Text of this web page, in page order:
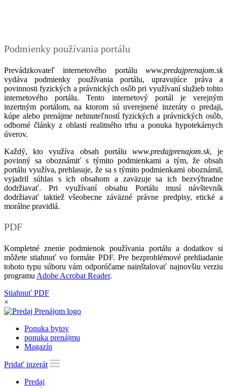
Podmienky používania portálu
Prevádzkovateľ internetového portálu www.predajprenajom.sk
vydáva podmienky používania portálu, upravujúce práva a
povinnosti fyzických a právnických osôb pri využívaní služieb tohto
internetového portálu. Tento internetový portál je verejným
inzertným portálom, na ktorom sú uverejnené inzeráty o predaji,
kúpe alebo prenájme nehnuteľností fyzických a právnických osôb,
odborné články z oblasti realitného trhu a ponuka hypotekárnych
úverov.
Každý, kto využíva obsah portálu www.predajprenajom.sk, je
povinný sa oboznámiť s týmito podmienkami a tým, že obsah
portálu využíva, prehlasuje, že sa s týmito podmienkami oboznámil,
vyjadril súhlas s ich obsahom a zaväzuje sa ich bezvýhradne
dodržiavať. Pri využívaní obsahu Portálu musí návštevník
dodržiavať taktiež všeobecne záväzné právne predpisy, etické a
morálne pravidlá.
PDF
Kompletné znenie podmienok používania portálu a dodatkov si
môžete stiahnuť vo formáte PDF. Pre bezproblémové prehliadanie
tohoto typu súboru vám odporúčame nainštalovať najnovšiu verziu
programu Adobe Acrobat Reader.
Stiahnuť PDF
×
Ponuka bytov
ponuka prenájmu
Magazín
Pridať inzerát
Predaj